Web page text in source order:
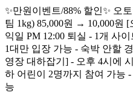
✨만원이벤트/88% 할인✨ 오
팀 1kg) 85,000원 → 10,000원
익일 PM 12:00 퇴실 - 1개 사
1대만 입장 가능 - 숙박 안할
영장 대하잡기] - 오후 4시에
하 어린이 2명까지 참여 가능
능